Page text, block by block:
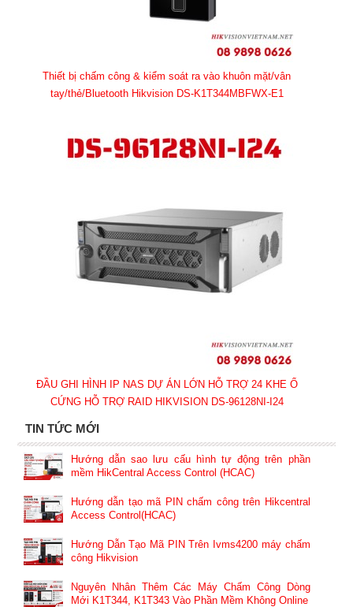
Thiết bị chấm công & kiểm soát ra vào khuôn mặt/vân
tay/thẻ/Bluetooth Hikvision DS-K1T344MBFWX-E1
ĐẦU GHI HÌNH IP NAS DỰ ÁN LỚN HỖ TRỢ 24 KHE Ổ
CỨNG HỖ TRỢ RAID HIKVISION DS-96128NI-I24
TIN TỨC MỚI
Hướng dẫn sao lưu cấu hình tự động trên phần
mềm HikCentral Access Control (HCAC)
Hướng dẫn tạo mã PIN chấm công trên Hikcentral
Access Control(HCAC)
Hướng Dẫn Tạo Mã PIN Trên Ivms4200 máy chấm
công Hikvision
Nguyên Nhân Thêm Các Máy Chấm Công Dòng
Mới K1T344, K1T343 Vào Phần Mềm Không Online